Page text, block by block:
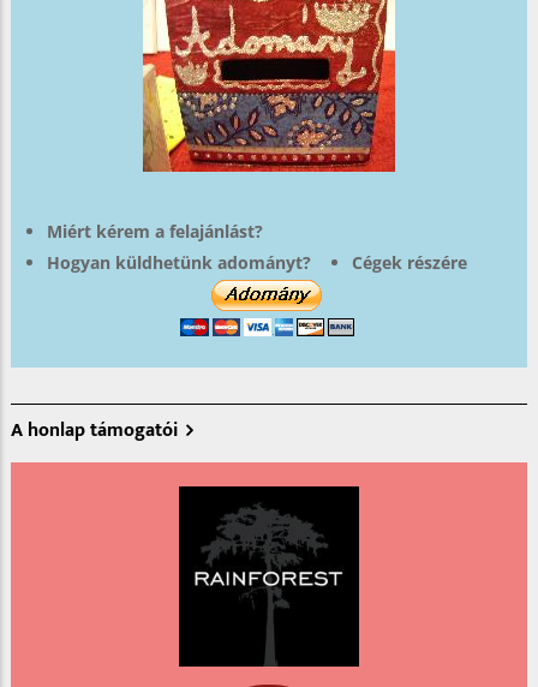
Miért kérem a felajánlást?
Hogyan küldhetünk adományt?
Cégek részére
A honlap támogatói